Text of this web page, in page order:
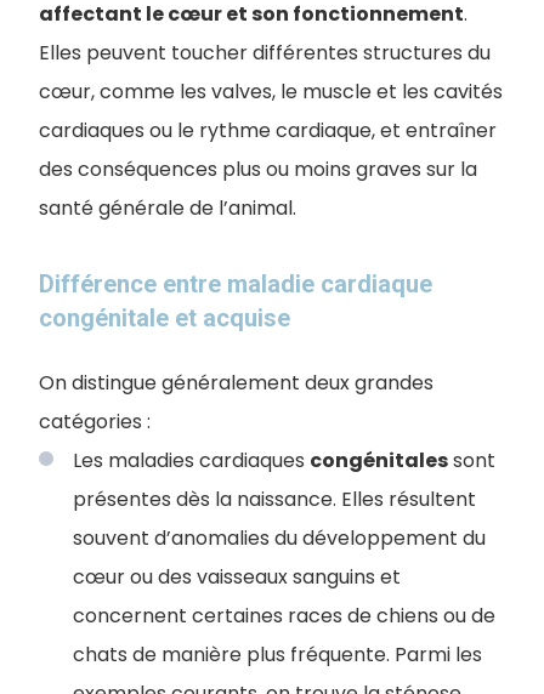
affectant le cœur et son fonctionnement.
Elles peuvent toucher différentes structures du
cœur, comme les valves, le muscle et les cavités
cardiaques ou le rythme cardiaque, et entraîner
des conséquences plus ou moins graves sur la
santé générale de l’animal.
Différence entre maladie cardiaque
congénitale et acquise
​​On distingue généralement deux grandes
catégories :
Les maladies cardiaques congénitalessont
présentes dès la naissance. Elles résultent
souvent d’anomalies du développement du
cœur ou des vaisseaux sanguins et
concernent certaines races de chiens ou de
chats de manière plus fréquente. Parmi les